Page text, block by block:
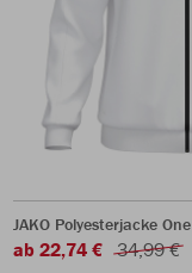
JAKO Polyesterjacke One
ab 22,74 € 34,99 €